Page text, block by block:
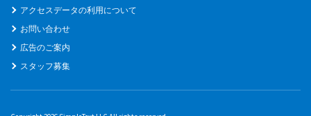
アクセスデータの利用について
お問い合わせ
広告のご案内
スタッフ募集